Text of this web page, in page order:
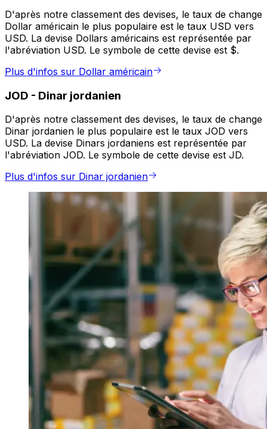
D'après notre classement des devises, le taux de change
Dollar américain le plus populaire est le taux USD vers
USD. La devise Dollars américains est représentée par
l'abréviation USD. Le symbole de cette devise est $.
Plus d'infos sur Dollar américain
JOD - Dinar jordanien
D'après notre classement des devises, le taux de change
Dinar jordanien le plus populaire est le taux JOD vers
USD. La devise Dinars jordaniens est représentée par
l'abréviation JOD. Le symbole de cette devise est JD.
Plus d'infos sur Dinar jordanien